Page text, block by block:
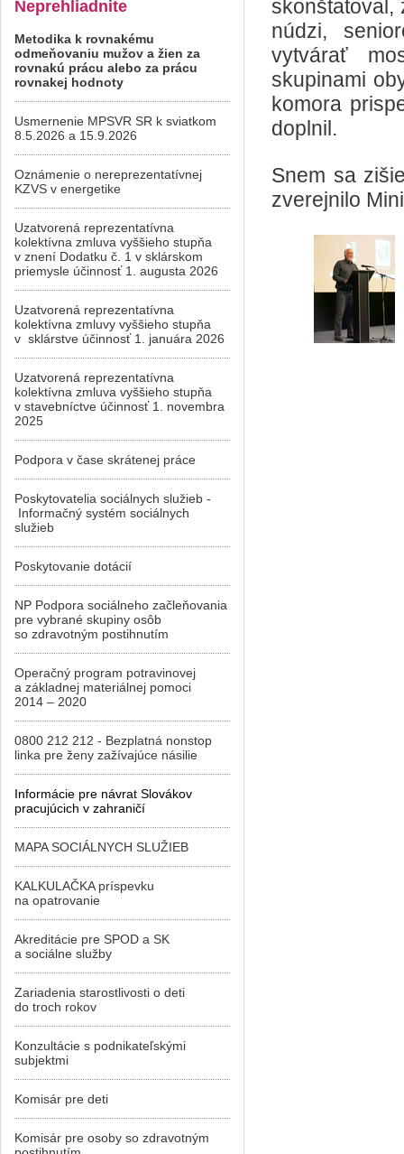
skonštatoval,
núdzi,
vytvárať
skupinami
komora
doplnil.
Snem sa
zverejnilo
Neprehliadnite
Metodika k rovnakému
odmeňovaniu mužov a žien za
rovnakú prácu alebo za prácu
rovnakej hodnoty
Usmernenie MPSVR SR k sviatkom
8.5.2026 a 15.9.2026
Oznámenie o nereprezentatívnej
KZVS v energetike
Uzatvorená reprezentatívna
kolektívna zmluva vyššieho stupňa
v znení Dodatku č. 1 v sklárskom
priemysle účinnosť 1. augusta 2026
Uzatvorená reprezentatívna
kolektívna zmluvy vyššieho stupňa
v sklárstve účinnosť 1. januára 2026
Uzatvorená reprezentatívna
kolektívna zmluva vyššieho stupňa
v stavebníctve účinnosť 1. novembra
2025
Podpora v čase skrátenej práce
Poskytovatelia sociálnych služieb -
Informačný systém sociálnych
služieb
Poskytovanie dotácií
NP Podpora sociálneho začleňovania
pre vybrané skupiny osôb
so zdravotným postihnutím
Operačný program potravinovej
a základnej materiálnej pomoci
2014 – 2020
0800 212 212 - Bezplatná nonstop
linka pre ženy zažívajúce násilie
Informácie pre návrat Slovákov
pracujúcich v zahraničí
MAPA SOCIÁLNYCH SLUŽIEB
KALKULAČKA príspevku
na opatrovanie
Akreditácie pre SPOD a SK
a sociálne služby
Zariadenia starostlivosti o deti
do troch rokov
Konzultácie s podnikateľskými
subjektmi
Komisár pre deti
Komisár pre osoby so zdravotným